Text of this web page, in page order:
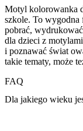
Motyl kolorowanka
szkole. To wygodna
pobrać,
dla dzieci z
i poznawać świat
takie tematy, może
FAQ
Dla jakiego wieku